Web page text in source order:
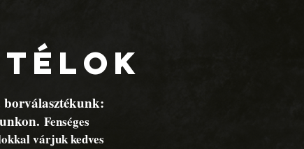
borválasztékunk:
Fenséges
várjuk kedves